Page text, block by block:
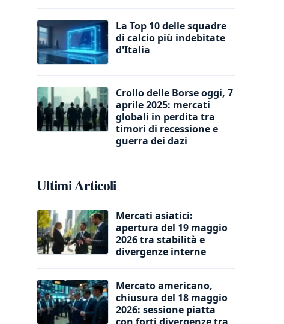
La Top 10 delle squadre
di calcio più indebitate
d'Italia
Crollo delle Borse oggi, 7
aprile 2025: mercati
globali in perdita tra
timori di recessione e
guerra dei dazi
Ultimi Articoli
Mercati asiatici:
apertura del 19 maggio
2026 tra stabilità e
divergenze interne
Mercato americano,
chiusura del 18 maggio
2026: sessione piatta